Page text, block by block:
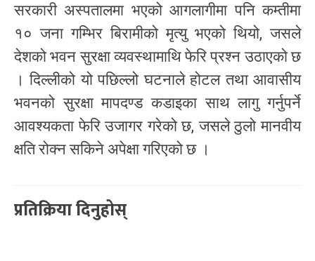
सरकारी अस्पतालमा भएको आगलागीमा पनि कम्तीमा
१० जना गम्भिर बिरामीको मृत्यु भएको थियो, जसले
देशको भवन सुरक्षा व्यवस्थामाथि फेरि प्रश्न उठाएको छ
। दिल्लीको यो पछिल्लो घटनाले होटल तथा आवासीय
भवनको सुरक्षा मापदण्ड कडाइका साथ लागु गर्नुपर्ने
आवश्यकता फेरि उजागर गरेको छ, जसले ठुलो मानवीय
क्षति रोक्न सकिने अपेक्षा गरिएको छ ।
प्रतिक्रिया दिनुहोस्